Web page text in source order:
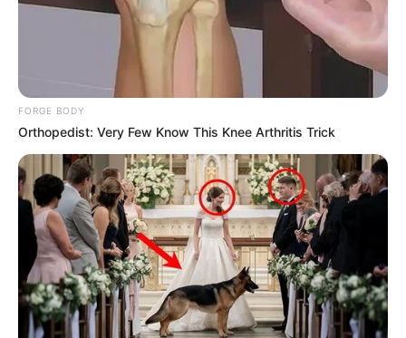
Masacre #69 sacude a
Antioquia: Indepaz
rechaza el asesinato de
tres personas, incluido un
líder juvenil
EL CARMEN DE VIBORAL -
ANTIOQUIA
Gobernador solicita a
comisiones especiales de
la DIJIN y SIJIN ubicar a
los perpetradores del
triple homicidio en
Antioquia
FORGE BODY
Orthopedist: Very Few Know This Knee Arthritis Trick